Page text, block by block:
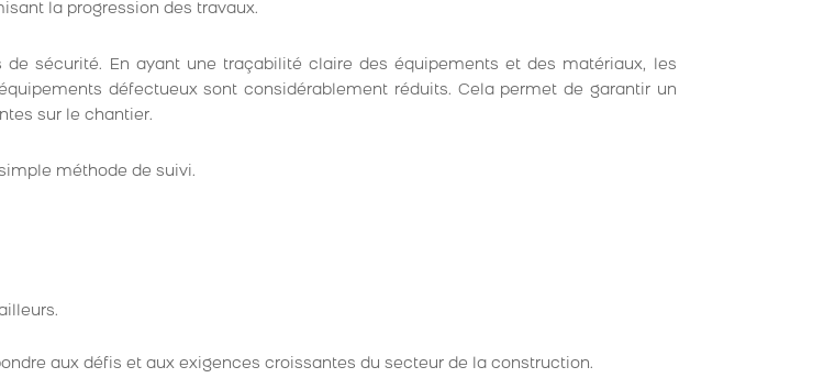
la progression des travaux.
sécurité. En ayant une traçabilité claire des équipements et des matériaux, les
défectueux sont considérablement réduits. Cela permet de garantir un
sur le chantier.
méthode de suivi.
aux défis et aux exigences croissantes du secteur de la construction.